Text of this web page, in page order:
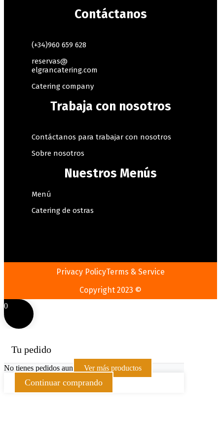
Contáctanos
(+34)960 659 628
reservas@
elgrancatering.com
Catering company
Trabaja con nosotros
Contáctanos para trabajar con nosotros
Sobre nosotros
Nuestros Menús
Menú
Catering de ostras
Privacy PolicyTerms & Service
Copyright 2023 ©
0
Tu pedido
No tienes pedidos aun Ver más productos
Continuar comprando